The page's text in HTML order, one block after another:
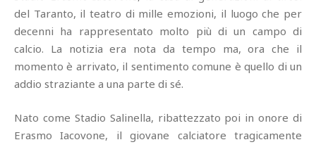
del Taranto, il teatro di mille emozioni, il luogo che per
decenni ha rappresentato molto più di un campo di
calcio. La notizia era nota da tempo ma, ora che il
momento è arrivato, il sentimento comune è quello di un
addio straziante a una parte di sé.
Nato come Stadio Salinella, ribattezzato poi in onore di
Erasmo Iacovone, il giovane calciatore tragicamente